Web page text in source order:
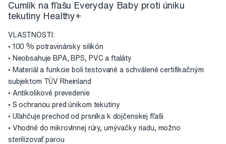
Cumlík na fľašu Everyday Baby proti úniku
tekutiny Healthy+
VLASTNOSTI:
• 100 % potravinársky silikón
• Neobsahuje BPA, BPS, PVC a ftaláty
• Materiál a funkcie boli testované a schválené certifikačným
subjektom TÜV Rheinland
• Antikolikové prevedenie
• S ochranou pred únikom tekutiny
• Uľahčuje prechod od prsníka k dojčenskej fľaši
• Vhodné do mikrovlnnej rúry, umývačky riadu, možno
sterilizovať parou